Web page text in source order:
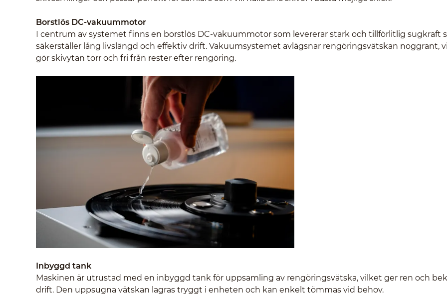
Borstlös DC-vakuummotor
I centrum av systemet finns en borstlös DC-vakuummotor som levererar stark och tillförlitlig sugkraft
säkerställer lång livslängd och effektiv drift. Vakuumsystemet avlägsnar rengöringsvätskan noggrant,
gör skivytan torr och fri från rester efter rengöring.
Inbyggd tank
Maskinen är utrustad med en inbyggd tank för uppsamling av rengöringsvätska, vilket ger ren och
drift. Den uppsugna vätskan lagras tryggt i enheten och kan enkelt tömmas vid behov.